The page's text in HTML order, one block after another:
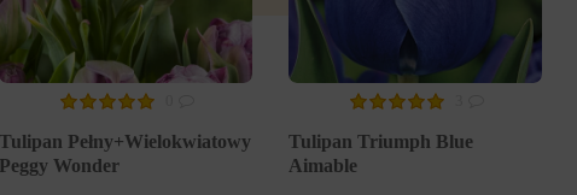
Tulipan Pełny+Wielokwiatowy
Peggy Wonder
Tulipan Triumph Blue
Aimable